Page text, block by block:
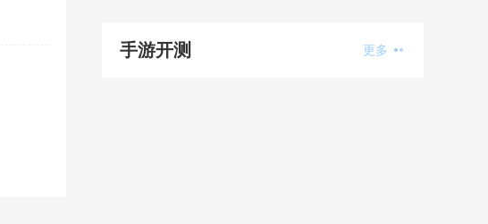
手游开测 更多